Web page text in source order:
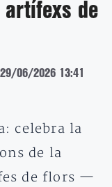
artífexs de
06/2026 13:41
celebra la
de la
de flors —